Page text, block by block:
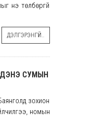
үнэ төлбөргүй
ДЭЛГЭРЭНГҮЙ..
СУМЫН
зохион
номын